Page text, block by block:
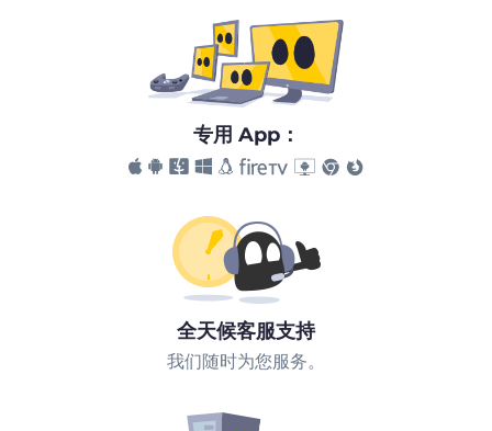
专用 App：
全天候客服支持
我们随时为您服务。